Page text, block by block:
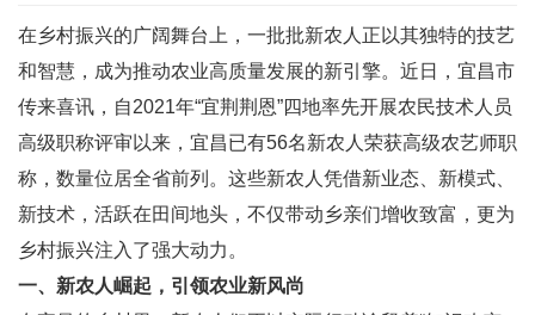
在乡村振兴的广阔舞台上，一批批新农人正以其独特的技艺
和智慧，成为推动农业高质量发展的新引擎。近日，宜昌市
传来喜讯，自2021年“宜荆荆恩”四地率先开展农民技术人员
高级职称评审以来，宜昌已有56名新农人荣获高级农艺师职
称，数量位居全省前列。这些新农人凭借新业态、新模式、
新技术，活跃在田间地头，不仅带动乡亲们增收致富，更为
乡村振兴注入了强大动力。
一、新农人崛起，引领农业新风尚